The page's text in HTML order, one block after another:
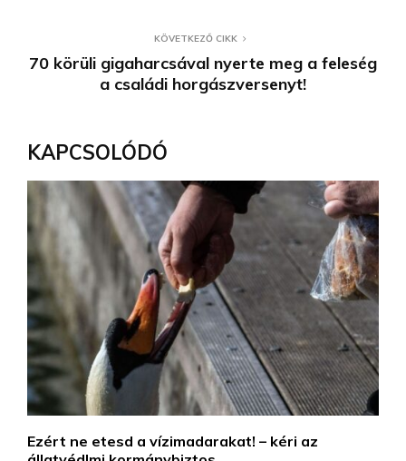
KÖVETKEZŐ CIKK
70 körüli gigaharcsával nyerte meg a feleség
a családi horgászversenyt!
KAPCSOLÓDÓ
Ezért ne etesd a vízimadarakat! – kéri az